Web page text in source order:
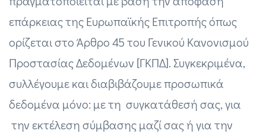
επάρκειας της Ευρωπαϊκής Επιτροπής όπως
ορίζεται στο Άρθρο 45 του Γενικού Κανονισμού
Προστασίας Δεδομένων [ΓΚΠΔ]. Συγκεκριμένα,
συλλέγουμε και διαβιβάζουμε προσωπικά
δεδομένα μόνο: με τη συγκατάθεσή σας, για
την εκτέλεση σύμβασης μαζί σας ή για την